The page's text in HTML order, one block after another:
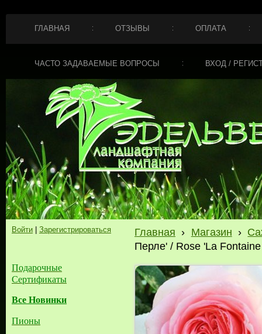
ГЛАВНАЯ ОТЗЫВЫ ОПЛАТА
ЧАСТО ЗАДАВАЕМЫЕ ВОПРОСЫ ВХОД /
Войти Зарегистрироваться
Подарочные
Сертификаты
Все Новинки
Пионы
Главная › Магазин ›
Перле' / Rose 'La